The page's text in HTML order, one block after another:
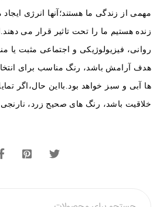
مهمی از زندگی ما هستند؛آنها انرژی
زنده هستیم ما را تحت تاثیر قرار می
روانی، فیزیولوژیکی و اجتماعی مثبت یا
هدف آرامش باشد، رنگ مناسب برای
ها آبی و سبز خواهد بود.بااین حال،اگر
خلاقیت باشد، رنگ های صحیح زرد،